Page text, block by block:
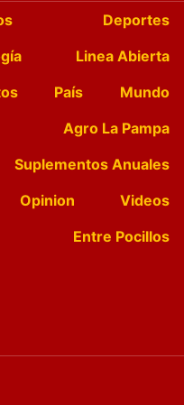
Deportes
Linea Abierta
País
Mundo
Agro La Pampa
Suplementos Anuales
Opinion
Videos
Entre Pocillos